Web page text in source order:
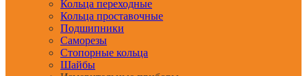
Кольца переходные
Кольца проставочные
Подшипники
Саморезы
Стопорные кольца
Шайбы